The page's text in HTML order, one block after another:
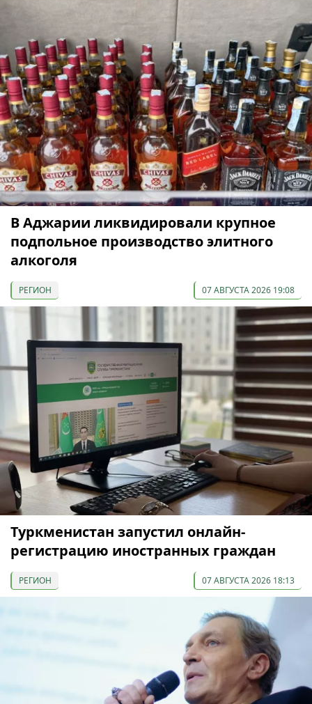
В Аджарии ликвидировали крупное
подпольное производство элитного
алкоголя
РЕГИОН 07 АВГУСТА 2026 19:08
Туркменистан запустил онлайн-
регистрацию иностранных граждан
РЕГИОН 07 АВГУСТА 2026 18:13